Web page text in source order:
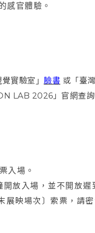
感官體驗。
實驗室」 臉書 或「臺
LAB 2026」官網查詢
入場。
放入場，並不開放遲
映場次〕索票，請密